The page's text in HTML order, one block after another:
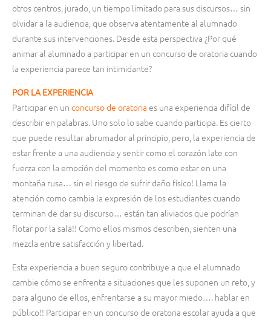
otros centros, jurado, un tiempo limitado para sus discursos… sin
olvidar a la audiencia, que observa atentamente al alumnado
durante sus intervenciones. Desde esta perspectiva ¿Por qué
animar al alumnado a participar en un concurso de oratoria cuando
la experiencia parece tan intimidante?
POR LA EXPERIENCIA
Participar en un concurso de oratoria es una experiencia difícil de
describir en palabras. Uno solo lo sabe cuando participa. Es cierto
que puede resultar abrumador al principio, pero, la experiencia de
estar frente a una audiencia y sentir como el corazón late con
fuerza con la emoción del momento es como estar en una
montaña rusa… sin el riesgo de sufrir daño físico! Llama la
atención como cambia la expresión de los estudiantes cuando
terminan de dar su discurso… están tan aliviados que podrían
flotar por la sala!! Como ellos mismos describen, sienten una
mezcla entre satisfacción y libertad.
Esta experiencia a buen seguro contribuye a que el alumnado
cambie cómo se enfrenta a situaciones que les suponen un reto, y
para alguno de ellos, enfrentarse a su mayor miedo…. hablar en
público!! Participar en un concurso de oratoria escolar ayuda a que